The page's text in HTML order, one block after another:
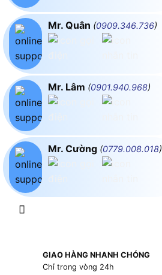
Mr. Quân (0909.346.736)
Mr. Lâm (0901.940.968)
Mr. Cường (0779.008.018)
GIAO HÀNG NHANH CHÓNG
Chỉ trong vòng 24h